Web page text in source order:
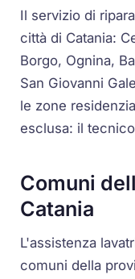
Il servizio di
città di Catania:
Borgo, Ognina,
San Giovanni
le zone
esclusa: il
Comuni
Catania
L'assistenza
comuni della